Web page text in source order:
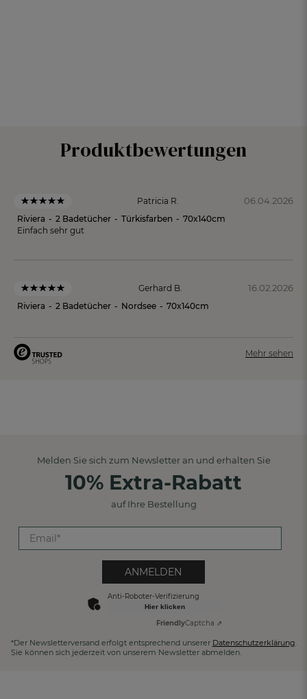
Produktbewertungen
Patricia R. 06.04.2026
Riviera - 2 Badetücher - Türkisfarben - 70x140cm
Einfach sehr gut
Gerhard B. 16.02.2026
Riviera - 2 Badetücher - Nordsee - 70x140cm
Mehr sehen
Melden Sie sich zum Newsletter an und erhalten Sie
10% Extra-Rabatt
auf Ihre Bestellung
ANMELDEN
Anti-Roboter-Verifizierung
Hier klicken
FriendlyCaptcha ⇗
*Der Newsletterversand erfolgt entsprechend unserer Datenschutzerklärung.
Sie können sich jederzeit von unserem Newsletter abmelden.